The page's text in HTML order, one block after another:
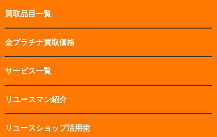
買取品目一覧
金プラチナ買取価格
サービス一覧
リユースマン紹介
リユースショップ活用術